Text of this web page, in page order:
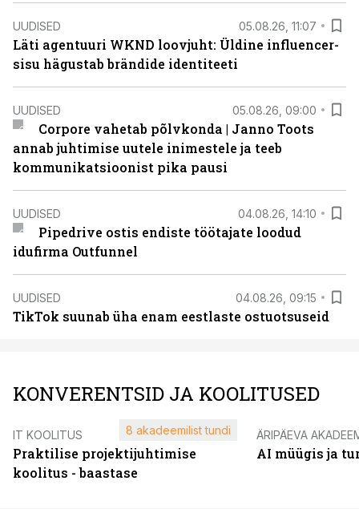
UUDISED 05.08.26, 11:07
Läti agentuuri WKND loovjuht: Üldine influencer-
sisu hägustab brändide identiteeti
UUDISED 05.08.26, 09:00
Corpore vahetab põlvkonda | Janno Toots
annab juhtimise uutele inimestele ja teeb
kommunikatsioonist pika pausi
UUDISED 04.08.26, 14:10
Pipedrive ostis endiste töötajate loodud
idufirma Outfunnel
UUDISED 04.08.26, 09:15
TikTok suunab üha enam eestlaste ostuotsuseid
KONVERENTSID JA KOOLITUSED
IT KOOLITUS
Praktilise projektijuhtimise
koolitus - baastase
8 akadeemilist tundi ÄRIPÄEVA
AI müügis ja